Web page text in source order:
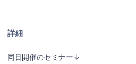
詳細
同日開催のセミナー↓